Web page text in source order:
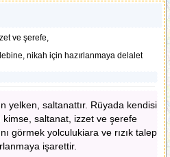
ve şerefe,
nikah için hazırlanmaya delalet
yelken, saltanattır. Rüyada kendisi
kimse, saltanat, izzet ve şerefe
görmek yolculukiara ve rızık talep
işarettir.